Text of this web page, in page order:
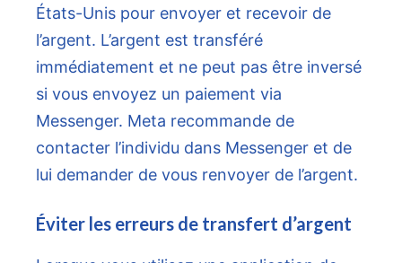
États-Unis pour envoyer et recevoir de
l’argent. L’argent est transféré
immédiatement et ne peut pas être inversé
si vous envoyez un paiement via
Messenger. Meta recommande de
contacter l’individu dans Messenger et de
lui demander de vous renvoyer de l’argent.
Éviter les erreurs de transfert d’argent